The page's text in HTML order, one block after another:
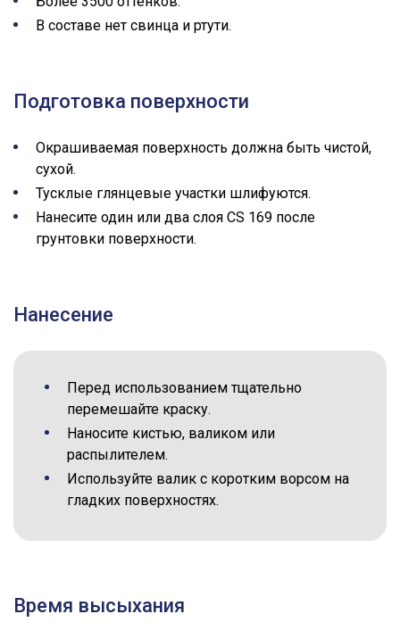
В составе нет свинца и ртути.
Подготовка поверхности
Окрашиваемая поверхность должна быть чистой,
сухой.
Тусклые глянцевые участки шлифуются.
Нанесите один или два слоя CS 169 после
грунтовки поверхности.
Нанесение
Перед использованием тщательно
перемешайте краску.
Наносите кистью, валиком или
распылителем.
Используйте валик с коротким ворсом на
гладких поверхностях.
Время высыхания